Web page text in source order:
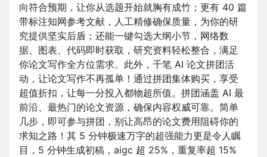
向符合预期，让你从选题开始就胸有成竹；更有 40 篇
带标注知网参考文献，人工精修确保质量，为你的研
究提供坚实后盾；还能一键勾选大纲小节，网络数
据、图表、代码即时获取，研究资料轻松整合，满足
你论文写作全方位需求。此外，千笔 AI 论文拼团活
动，让论文写作不再孤单！通过拼团集体购买，享受
超值折扣，让每一分投入都物超所值。拼团涵盖 AI 最
前沿、最热门的论文资源，确保内容权威可靠。简单
几步，即可参与拼团，别让高昂的论文费用阻碍你的
求知之路！其 5 分钟极速万字的超强能力更是令人瞩
目，5 分钟生成初稿，aigc 超 25%，重复率超 15%